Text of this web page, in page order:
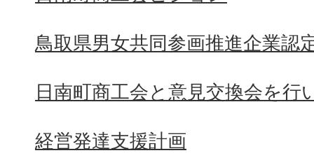
鳥取県男女共同参画推進企業認
日南町商工会と意見交換会を行
経営発達支援計画